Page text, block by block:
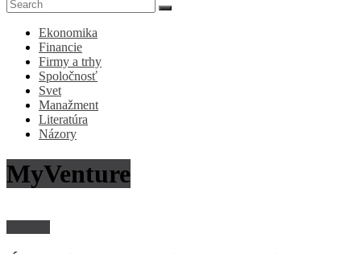
Ekonomika
Financie
Firmy a trhy
Spoločnosť
Svet
Manažment
Literatúra
Názory
MyVenture